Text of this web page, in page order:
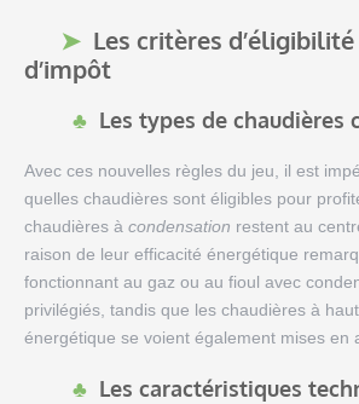
Les critères
d’impôt
Les types de chaudières
Avec ces nouvelles règles du jeu, il est
quelles chaudières sont éligibles pour
chaudières à condensation restent au
raison de leur efficacité énergétique
fonctionnant au gaz ou au fioul avec
privilégiés, tandis que les chaudières à
énergétique se voient également mises en
Les caractéristiques